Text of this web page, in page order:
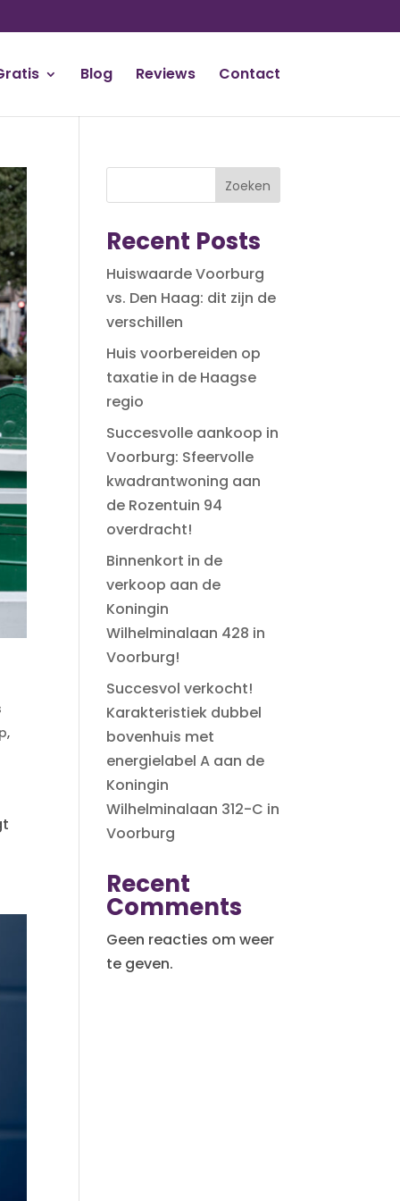
Blog Reviews Contact
,
Zoeken
Recent Posts
Huiswaarde Voorburg
vs. Den Haag: dit zijn de
verschillen
Huis voorbereiden op
taxatie in de Haagse
regio
Succesvolle aankoop in
Voorburg: Sfeervolle
kwadrantwoning aan
de Rozentuin 94
overdracht!
Binnenkort in de
verkoop aan de
Koningin
Wilhelminalaan 428 in
Voorburg!
Succesvol verkocht!
Karakteristiek dubbel
bovenhuis met
energielabel A aan de
Koningin
Wilhelminalaan 312-C in
Voorburg
Recent
Comments
Geen reacties om weer
te geven.